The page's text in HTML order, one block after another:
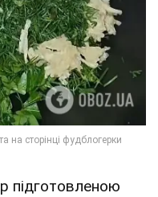
підготовленою